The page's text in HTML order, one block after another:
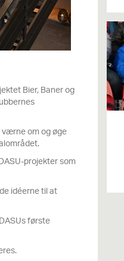
Bier, Baner og
om og øge
projekter som
idéerne til at
første